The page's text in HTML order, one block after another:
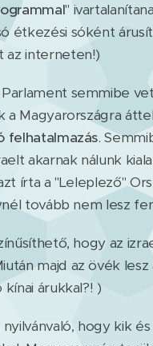
"
étkezési sóként
az interneten!)
semmibe
a Magyarországra
felhatalmazás.
akarnak nálunk
írta a "Leleplező"
tovább nem lesz
hogy az
majd az övék
árukkal?! )
nyilvánvaló, hogy kik